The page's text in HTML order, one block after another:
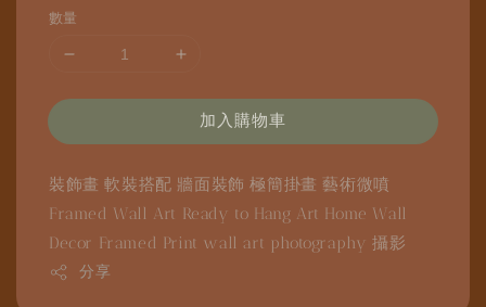
數量
加入購物車
裝飾畫軟裝搭配 牆面裝飾極簡掛畫藝術微噴
Framed Wall Art Ready to Hang Art Home Wall
Decor Framed Print wall art photography攝影
分享